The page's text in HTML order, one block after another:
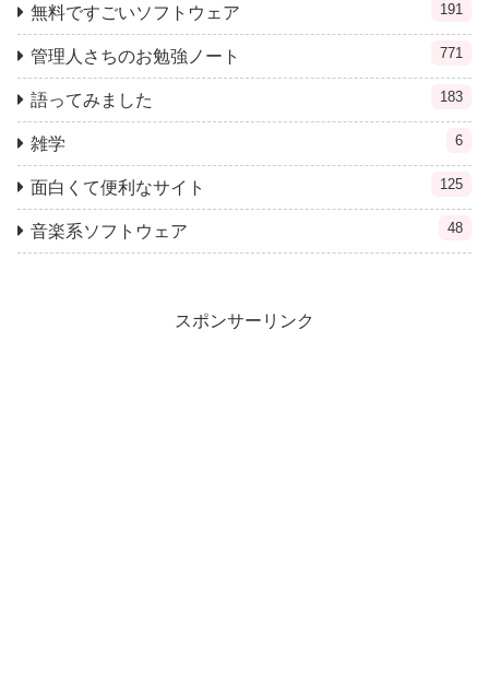
無料ですごいソフトウェア 191
管理人さちのお勉強ノート 771
語ってみました 183
雑学 6
面白くて便利なサイト 125
音楽系ソフトウェア 48
スポンサーリンク